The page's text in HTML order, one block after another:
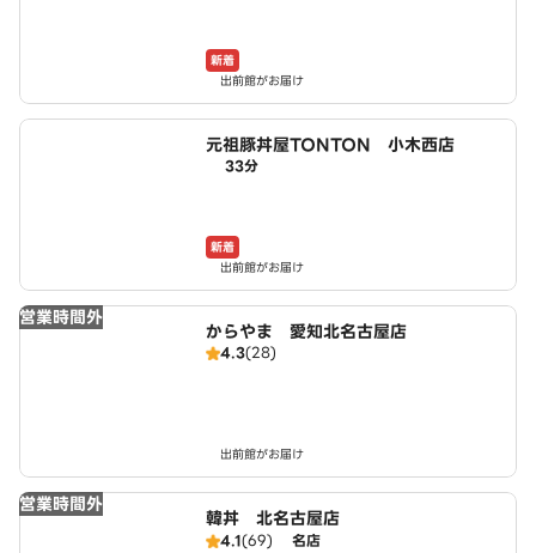
新着
出前館がお届け
元祖豚丼屋TONTON 小木西店
33分
新着
出前館がお届け
営業時間外
からやま 愛知北名古屋店
4.3(28)
出前館がお届け
営業時間外
韓丼 北名古屋店
4.1(69) 名店